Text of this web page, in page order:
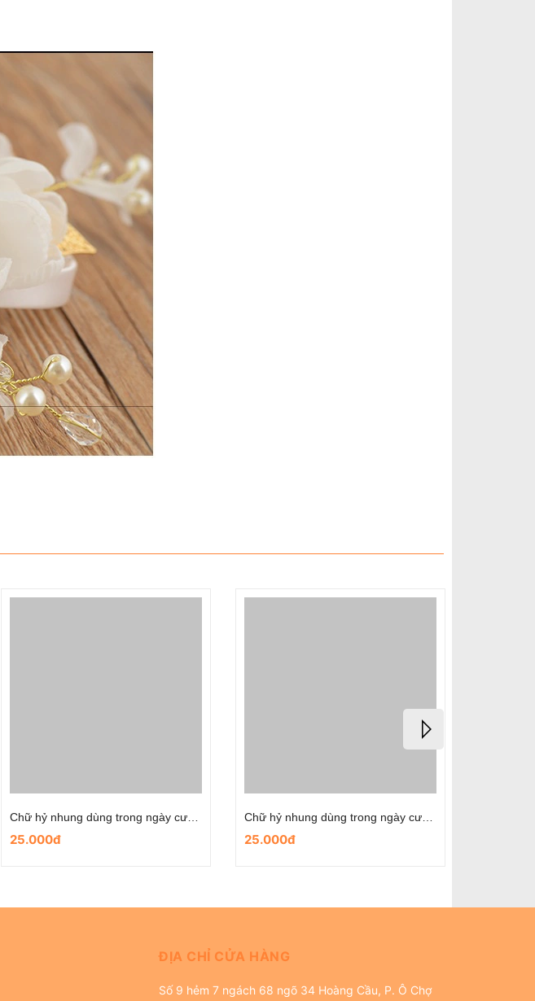
25.000đ 25.000đ
ĐỊA CHỈ CỬA HÀNG
Số 9 hẻm 7 ngách 68 ngõ 34 Hoàng Cầu, P. Ô Chợ